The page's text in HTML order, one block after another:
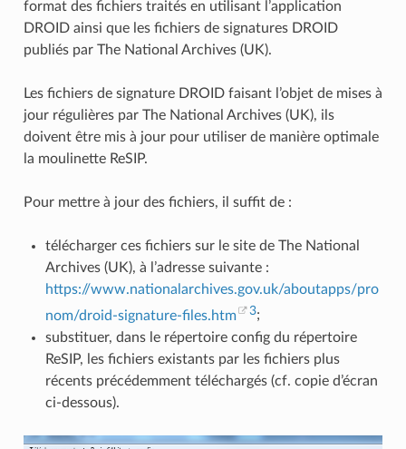
format des fichiers traités en utilisant l’application
DROID ainsi que les fichiers de signatures DROID
publiés par The National Archives (UK).
Les fichiers de signature DROID faisant l’objet de mises à
jour régulières par The National Archives (UK), ils
doivent être mis à jour pour utiliser de manière optimale
la moulinette ReSIP.
Pour mettre à jour des fichiers, il suffit de :
télécharger ces fichiers sur le site de The National
Archives (UK), à l’adresse suivante :
https://www.nationalarchives.gov.uk/aboutapps/pro
nom/droid-signature-files.htm
3;
substituer, dans le répertoire config du répertoire
ReSIP, les fichiers existants par les fichiers plus
récents précédemment téléchargés (cf. copie d’écran
ci-dessous).